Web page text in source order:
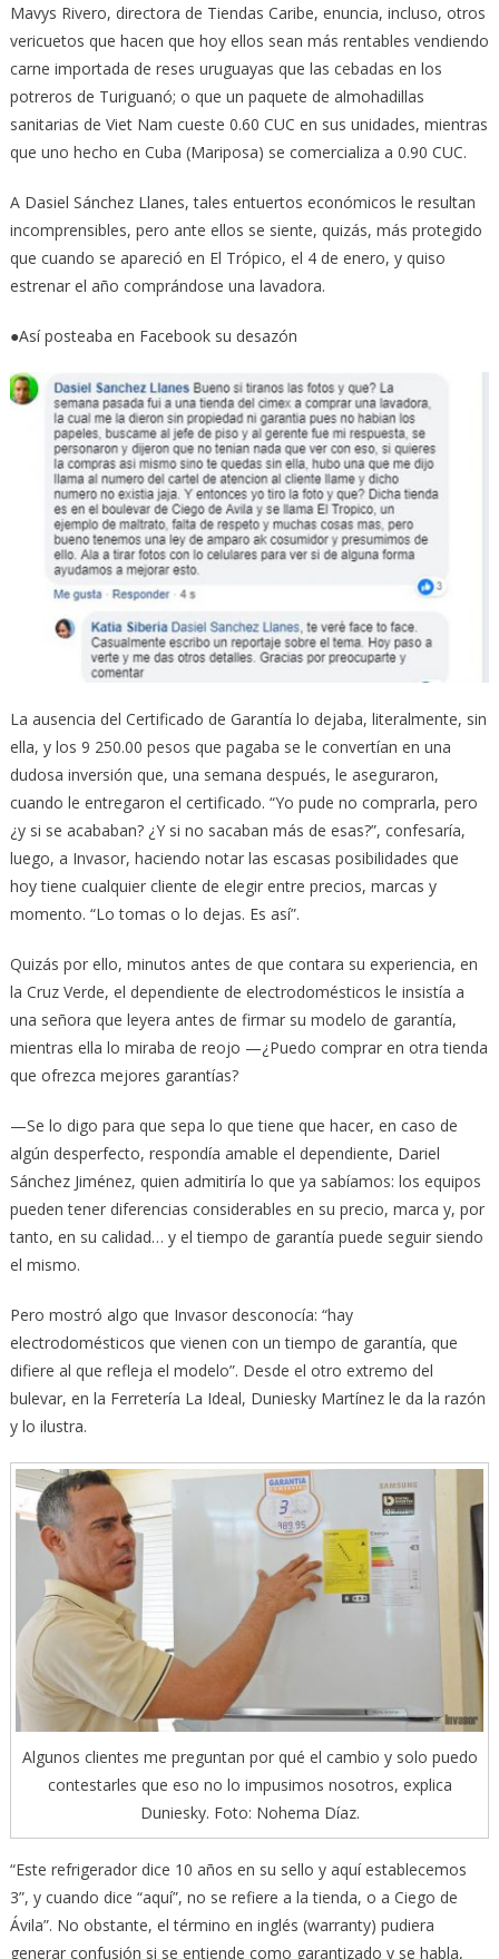
Mavys Rivero, directora de Tiendas Caribe, enuncia, incluso, otros
vericuetos que hacen que hoy ellos sean más rentables vendiendo
carne importada de reses uruguayas que las cebadas en los
potreros de Turiguanó; o que un paquete de almohadillas
sanitarias de Viet Nam cueste 0.60 CUC en sus unidades, mientras
que uno hecho en Cuba (Mariposa) se comercializa a 0.90 CUC.
A Dasiel Sánchez Llanes, tales entuertos económicos le resultan
incomprensibles, pero ante ellos se siente, quizás, más protegido
que cuando se apareció en El Trópico, el 4 de enero, y quiso
estrenar el año comprándose una lavadora.
●Así posteaba en Facebook su desazón
La ausencia del Certificado de Garantía lo dejaba, literalmente, sin
ella, y los 9 250.00 pesos que pagaba se le convertían en una
dudosa inversión que, una semana después, le aseguraron,
cuando le entregaron el certificado. “Yo pude no comprarla, pero
¿y si se acababan? ¿Y si no sacaban más de esas?”, confesaría,
luego, a Invasor, haciendo notar las escasas posibilidades que
hoy tiene cualquier cliente de elegir entre precios, marcas y
momento. “Lo tomas o lo dejas. Es así”.
Quizás por ello, minutos antes de que contara su experiencia, en
la Cruz Verde, el dependiente de electrodomésticos le insistía a
una señora que leyera antes de firmar su modelo de garantía,
mientras ella lo miraba de reojo —¿Puedo comprar en otra tienda
que ofrezca mejores garantías?
—Se lo digo para que sepa lo que tiene que hacer, en caso de
algún desperfecto, respondía amable el dependiente, Dariel
Sánchez Jiménez, quien admitiría lo que ya sabíamos: los equipos
pueden tener diferencias considerables en su precio, marca y, por
tanto, en su calidad… y el tiempo de garantía puede seguir siendo
el mismo.
Pero mostró algo que Invasor desconocía: “hay
electrodomésticos que vienen con un tiempo de garantía, que
difiere al que refleja el modelo”. Desde el otro extremo del
bulevar, en la Ferretería La Ideal, Duniesky Martínez le da la razón
y lo ilustra.
Algunos clientes me preguntan por qué el cambio y solo puedo
contestarles que eso no lo impusimos nosotros, explica
Duniesky. Foto: Nohema Díaz.
“Este refrigerador dice 10 años en su sello y aquí establecemos
3”, y cuando dice “aquí”, no se refiere a la tienda, o a Ciego de
Ávila”. No obstante, el término en inglés (warranty) pudiera
generar confusión si se entiende como garantizado y se habla,